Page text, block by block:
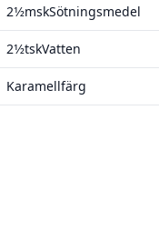
21/2mskSötningsmedel
21/2tskVatten
Karamellfärg